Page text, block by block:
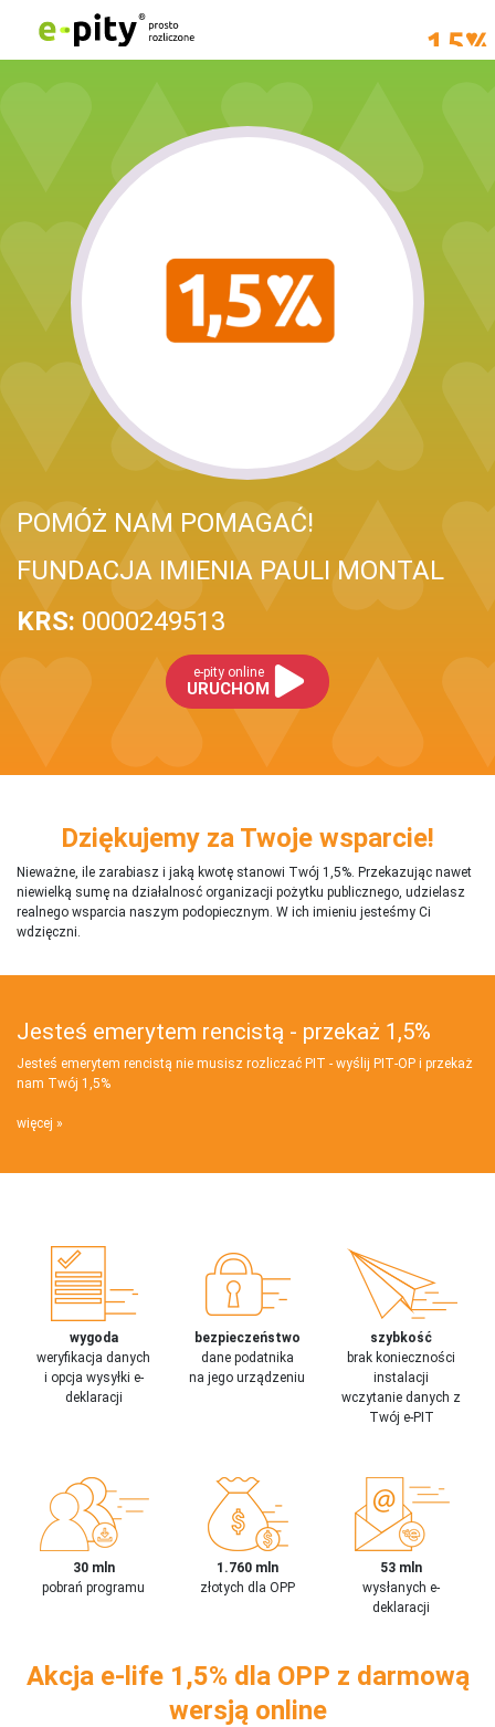
POMÓŻ NAM POMAGAĆ!
FUNDACJA IMIENIA PAULI MONTAL
KRS: 0000249513
e-pity online
URUCHOM
Dziękujemy za Twoje wsparcie!
Nieważne, ile zarabiasz i jaką kwotę stanowi Twój 1,5%. Przekazując nawet
niewielką sumę na działalnosć organizacji pożytku publicznego, udzielasz
realnego wsparcia naszym podopiecznym. W ich imieniu jesteśmy Ci
wdzięczni.
Jesteś emerytem rencistą - przekaż 1,5%
Jesteś emerytem rencistą nie musisz rozliczać PIT - wyślij PIT‑OP i przekaż
nam Twój 1,5%
więcej
wygoda
weryfikacja danych
i opcja wysyłki e-
deklaracji
bezpieczeństwo
dane podatnika
na jego urządzeniu
szybkość
brak konieczności
instalacji
wczytanie danych z
Twój e-PIT
30 mln
pobrań programu
1.760 mln
złotych dla OPP
53 mln
wysłanych e-
deklaracji
Akcja e-life 1,5% dla OPP z darmową
wersją online